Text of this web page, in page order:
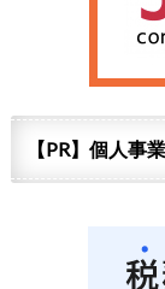
【PR】個人事